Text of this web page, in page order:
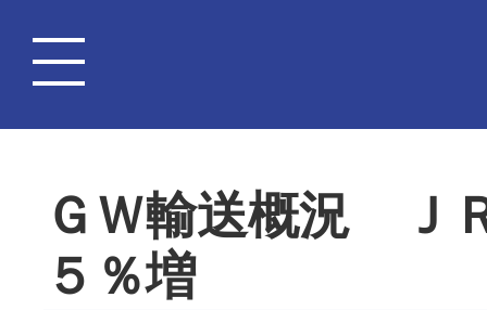
ＧＷ輸送概況 Ｊ
５％増